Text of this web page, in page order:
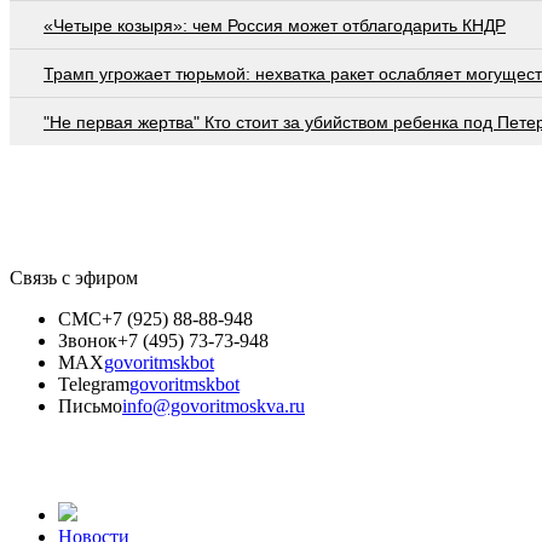
«Четыре козыря»: чем Россия может отблагодарить КНДР
Трамп угрожает тюрьмой: нехватка ракет ослабляет
"Не первая жертва" Кто стоит за убийством ребенка под
Связь с эфиром
СМС+7 (925) 88-88-948
Звонок+7 (495) 73-73-948
MAXgovoritmskbot
Telegramgovoritmskbot
Письмоinfo@govoritmoskva.ru
Новости